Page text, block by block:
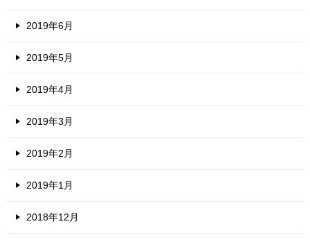
2019年6月
2019年5月
2019年4月
2019年3月
2019年2月
2019年1月
2018年12月